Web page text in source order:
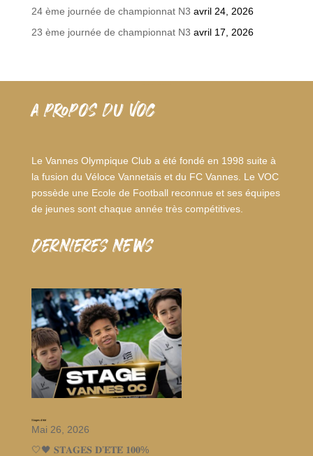
24 ème journée de championnat N3 avril 24, 2026
23 ème journée de championnat N3 avril 17, 2026
A PROPOS DU VOC
Le Vannes Olympique Club a été fondé en 1998 suite à
la fusion du Véloce Vannetais et du FC Vannes. Le VOC
possède une Ecole de Football reconnue et ses équipes
de jeunes sont chaque année très compétitives.
dernieres news
Stages d’été
Mai 26, 2026
🤍🖤 𝐒𝐓𝐀𝐆𝐄𝐒 𝐃’𝐄́𝐓𝐄́ 𝟏𝟎𝟎%